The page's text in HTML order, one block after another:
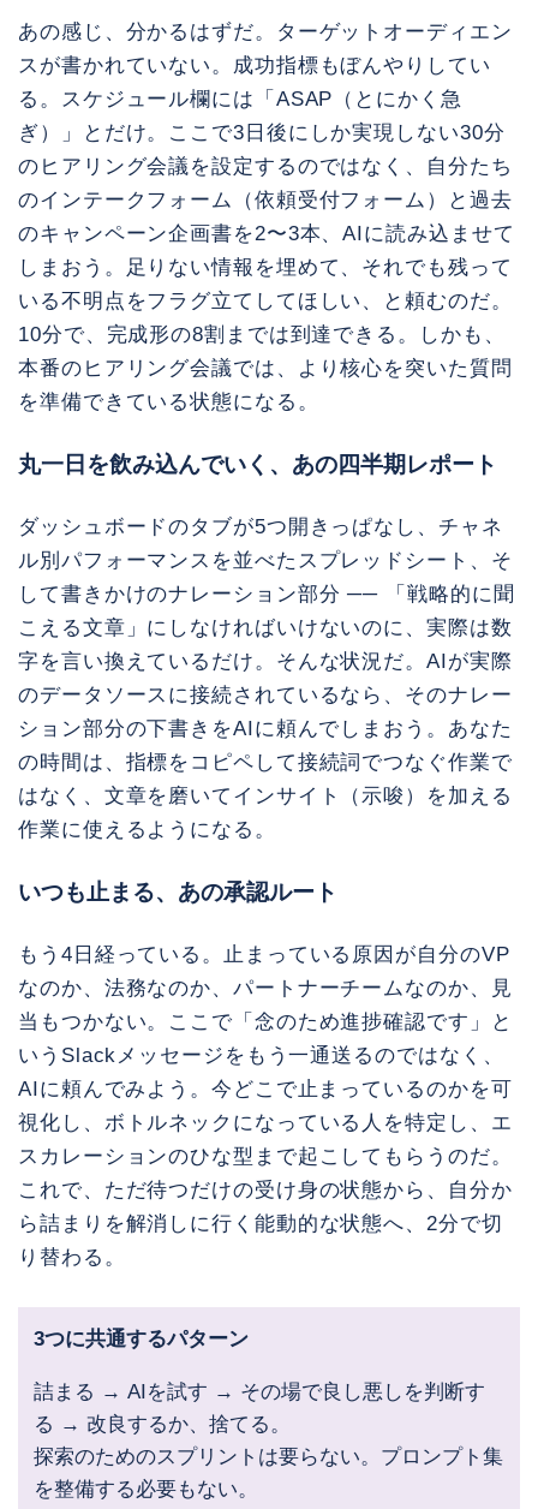
あの感じ、分かるはずだ。ターゲットオーディエン
スが書かれていない。成功指標もぼんやりしてい
る。スケジュール欄には「ASAP（とにかく急
ぎ）」とだけ。ここで3日後にしか実現しない30分
のヒアリング会議を設定するのではなく、自分たち
のインテークフォーム（依頼受付フォーム）と過去
のキャンペーン企画書を2〜3本、AIに読み込ませて
しまおう。足りない情報を埋めて、それでも残って
いる不明点をフラグ立てしてほしい、と頼むのだ。
10分で、完成形の8割までは到達できる。しかも、
本番のヒアリング会議では、より核心を突いた質問
を準備できている状態になる。
丸一日を飲み込んでいく、あの四半期レポート
ダッシュボードのタブが5つ開きっぱなし、チャネ
ル別パフォーマンスを並べたスプレッドシート、そ
して書きかけのナレーション部分 ── 「戦略的に聞
こえる文章」にしなければいけないのに、実際は数
字を言い換えているだけ。そんな状況だ。AIが実際
のデータソースに接続されているなら、そのナレー
ション部分の下書きをAIに頼んでしまおう。あなた
の時間は、指標をコピペして接続詞でつなぐ作業で
はなく、文章を磨いてインサイト（示唆）を加える
作業に使えるようになる。
いつも止まる、あの承認ルート
もう4日経っている。止まっている原因が自分のVP
なのか、法務なのか、パートナーチームなのか、見
当もつかない。ここで「念のため進捗確認です」と
いうSlackメッセージをもう一通送るのではなく、
AIに頼んでみよう。今どこで止まっているのかを可
視化し、ボトルネックになっている人を特定し、エ
スカレーションのひな型まで起こしてもらうのだ。
これで、ただ待つだけの受け身の状態から、自分か
ら詰まりを解消しに行く能動的な状態へ、2分で切
り替わる。
3つに共通するパターン
詰まる → AIを試す → その場で良し悪しを判断す
る → 改良するか、捨てる。
探索のためのスプリントは要らない。プロンプト集
を整備する必要もない。